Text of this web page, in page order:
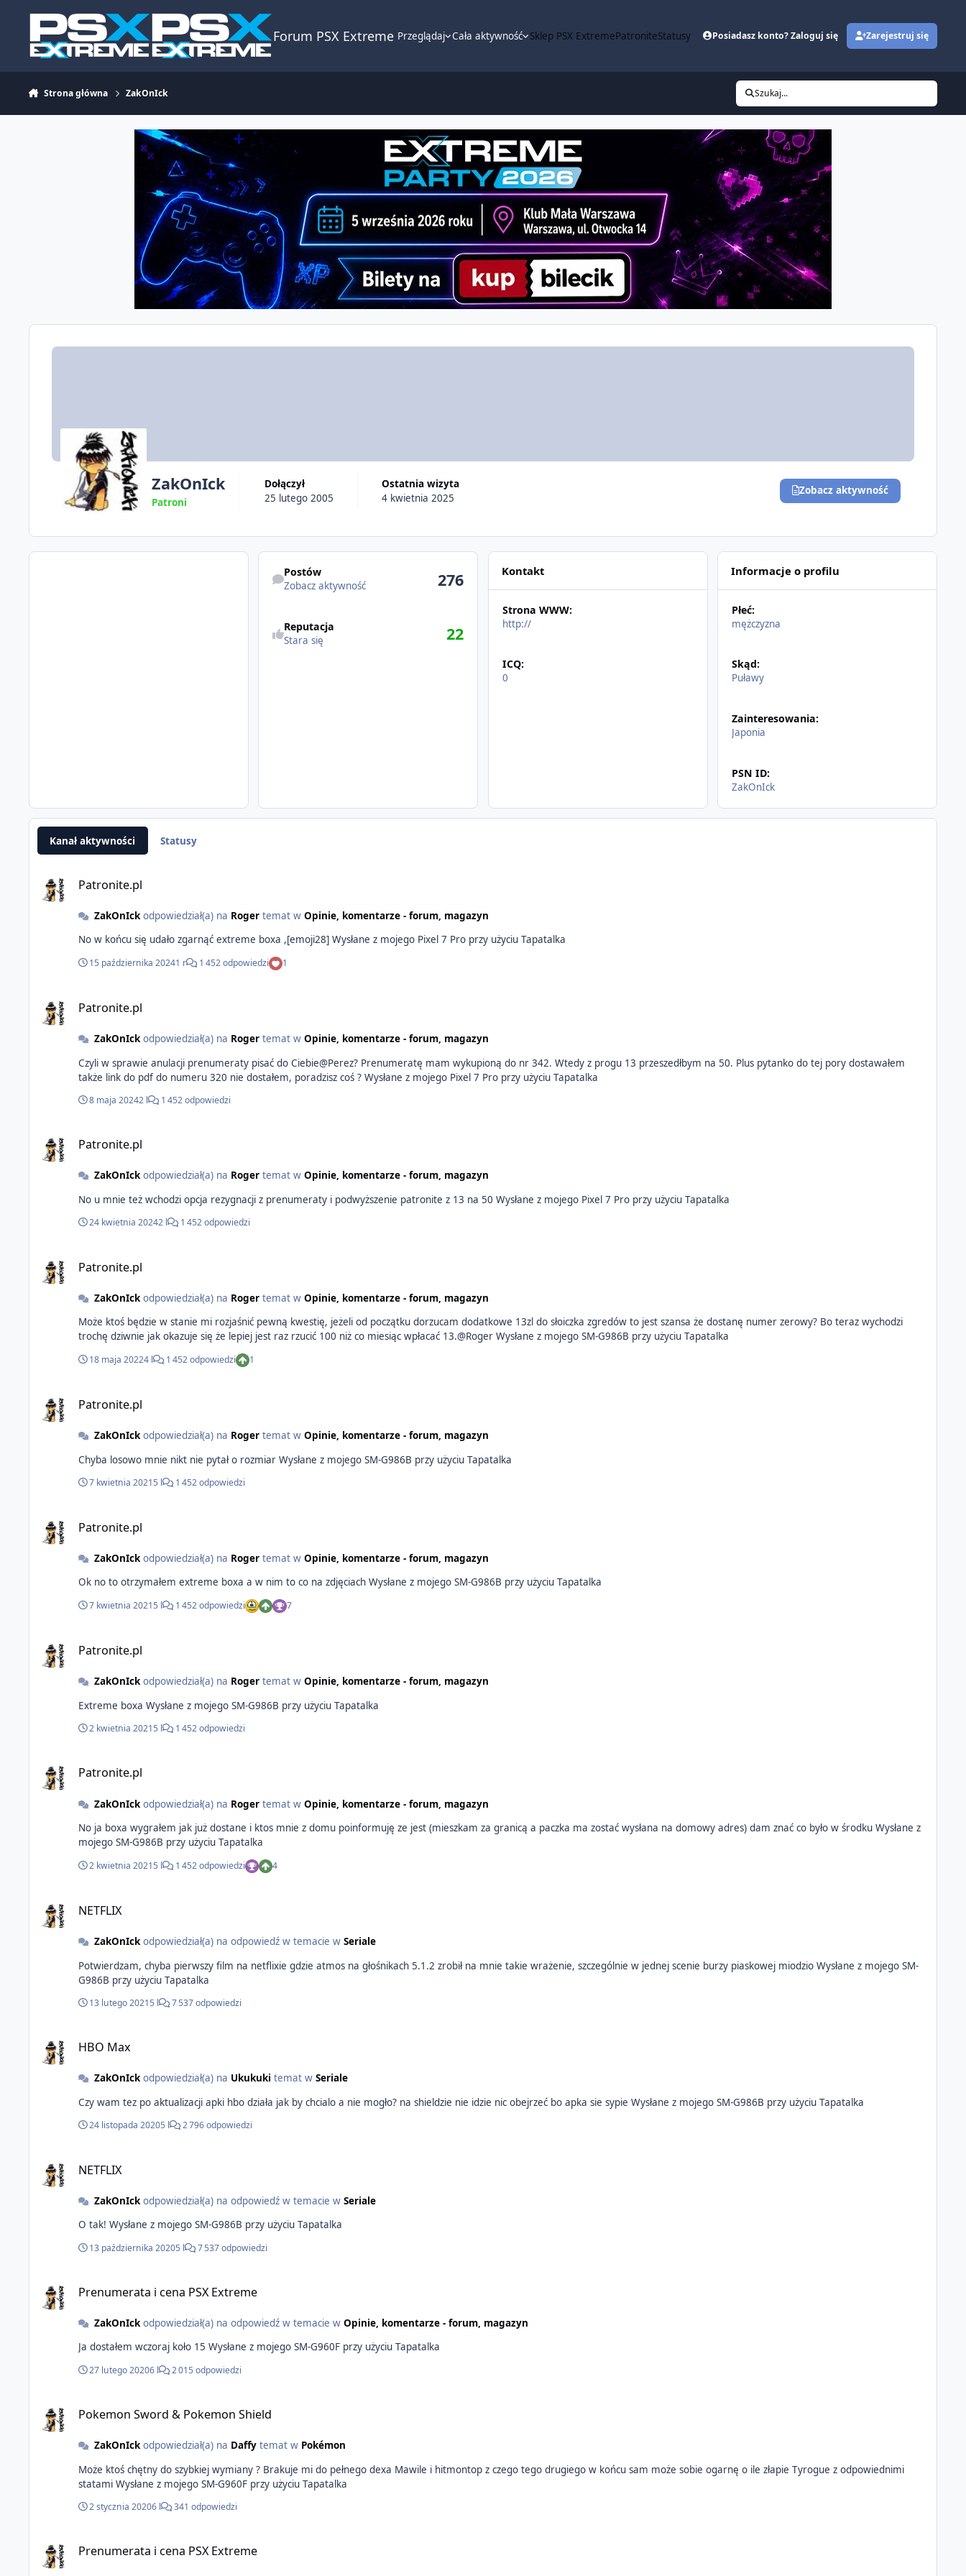
Forum PSX Extreme Przeglądaj Cała aktywność Sklep PSX ExtremePatroniteStatusy Posiadasz konto? Zaloguj się Zarejestruj się
Strona główna ZakOnIck Szukaj...
ZakOnIck
Patroni
Dołączył
25 lutego 2005
Ostatnia wizyta
4 kwietnia 2025
Zobacz aktywność
Postów
Zobacz aktywność 276
Reputacja
Stara się 22
Kontakt
Strona WWW:
http://
ICQ:
0
Informacje o profilu
Płeć:
mężczyzna
Skąd:
Puławy
Zainteresowania:
Japonia
PSN ID:
ZakOnIck
Kanał aktywności Statusy
Patronite.pl
ZakOnIck odpowiedział(a) na Roger temat wOpinie, komentarze - forum, magazyn
No w końcu się udało zgarnąć extreme boxa ,[emoji28] Wysłane z mojego Pixel 7 Pro przy użyciu Tapatalka
15 października 20241 r 1 452 odpowiedzi 1
Patronite.pl
ZakOnIckodpowiedział(a) na Roger temat wOpinie, komentarze - forum, magazyn
Czyli w sprawie anulacji prenumeraty pisać do Ciebie@Perez? Prenumeratę mam wykupioną do nr 342. Wtedy z progu 13 przeszedłbym na 50. Plus pytanko do tej pory dostawałem
także link do pdf do numeru 320 nie dostałem, poradzisz coś ? Wysłane z mojego Pixel 7 Pro przy użyciu Tapatalka
8 maja 20242 l 1 452 odpowiedzi
Patronite.pl
ZakOnIckodpowiedział(a) na Roger temat wOpinie, komentarze - forum, magazyn
No u mnie też wchodzi opcja rezygnacji z prenumeraty i podwyższenie patronite z 13 na 50 Wysłane z mojego Pixel 7 Pro przy użyciu Tapatalka
24 kwietnia 20242 l 1 452 odpowiedzi
Patronite.pl
ZakOnIckodpowiedział(a) na Roger temat wOpinie, komentarze - forum, magazyn
Może ktoś będzie w stanie mi rozjaśnić pewną kwestię, jeżeli od początku dorzucam dodatkowe 13zl do słoiczka zgredów to jest szansa że dostanę numer zerowy? Bo teraz wychodzi
trochę dziwnie jak okazuje się że lepiej jest raz rzucić 100 niż co miesiąc wpłacać 13.@Roger Wysłane z mojego SM-G986B przy użyciu Tapatalka
18 maja 20224 l 1 452 odpowiedzi 1
Patronite.pl
ZakOnIckodpowiedział(a) na Roger temat wOpinie, komentarze - forum, magazyn
Chyba losowo mnie nikt nie pytał o rozmiar Wysłane z mojego SM-G986B przy użyciu Tapatalka
7 kwietnia 20215 l 1 452 odpowiedzi
Patronite.pl
ZakOnIck odpowiedział(a) na Roger temat wOpinie, komentarze - forum, magazyn
Ok no to otrzymałem extreme boxa a w nim to co na zdjęciach Wysłane z mojego SM-G986B przy użyciu Tapatalka
7 kwietnia 20215 l 1 452 odpowiedzi 7
Patronite.pl
ZakOnIckodpowiedział(a) na Roger temat wOpinie, komentarze - forum, magazyn
Extreme boxa Wysłane z mojego SM-G986B przy użyciu Tapatalka
2 kwietnia 20215 l 1 452 odpowiedzi
Patronite.pl
ZakOnIck odpowiedział(a) na Roger temat wOpinie, komentarze - forum, magazyn
No ja boxa wygrałem jak już dostane i ktos mnie z domu poinformuję ze jest (mieszkam za granicą a paczka ma zostać wysłana na domowy adres) dam znać co było w środku Wysłane z
mojego SM-G986B przy użyciu Tapatalka
2 kwietnia 20215 l 1 452 odpowiedzi 4
NETFLIX
ZakOnIckodpowiedział(a) na odpowiedź w temacie wSeriale
Potwierdzam, chyba pierwszy film na netflixie gdzie atmos na głośnikach 5.1.2 zrobił na mnie takie wrażenie, szczególnie w jednej scenie burzy piaskowej miodzio Wysłane z mojego SM-
G986B przy użyciu Tapatalka
13 lutego 20215 l 7 537 odpowiedzi
HBO Max
ZakOnIckodpowiedział(a) na Ukukuki temat wSeriale
Czy wam tez po aktualizacji apki hbo działa jak by chcialo a nie mogło? na shieldzie nie idzie nic obejrzeć bo apka sie sypie Wysłane z mojego SM-G986B przy użyciu Tapatalka
24 listopada 20205 l 2 796 odpowiedzi
NETFLIX
ZakOnIckodpowiedział(a) na odpowiedź w temacie wSeriale
O tak! Wysłane z mojego SM-G986B przy użyciu Tapatalka
13 października 20205 l 7 537 odpowiedzi
Prenumerata i cena PSX Extreme
ZakOnIckodpowiedział(a) na odpowiedź w temacie wOpinie, komentarze - forum, magazyn
Ja dostałem wczoraj koło 15 Wysłane z mojego SM-G960F przy użyciu Tapatalka
27 lutego 20206 l 2 015 odpowiedzi
Pokemon Sword & Pokemon Shield
ZakOnIckodpowiedział(a) na Daffy temat w Pokémon
Może ktoś chętny do szybkiej wymiany ? Brakuje mi do pełnego dexa Mawile i hitmontop z czego tego drugiego w końcu sam może sobie ogarnę o ile złapie Tyrogue z odpowiednimi
statami Wysłane z mojego SM-G960F przy użyciu Tapatalka
2 stycznia 20206 l 341 odpowiedzi
Prenumerata i cena PSX Extreme